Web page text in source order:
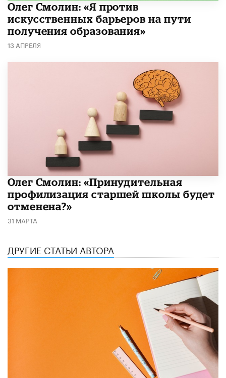
Олег Смолин: «Я против
искусственных барьеров на пути
получения образования»
13 АПРЕЛЯ
​Олег Смолин: «Принудительная
профилизация старшей школы будет
отменена?»
31 МАРТА
ДРУГИЕ СТАТЬИ АВТОРА